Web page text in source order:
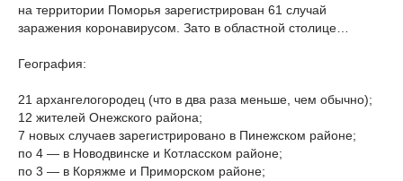
на территории Поморья зарегистрирован 61 случай
заражения коронавирусом. Зато в областной столице…
География:
21 архангелогородец (что в два раза меньше, чем обычно);
12 жителей Онежского района;
7 новых случаев зарегистрировано в Пинежском районе;
по 4 — в Новодвинске и Котласском районе;
по 3 — в Коряжме и Приморском районе;